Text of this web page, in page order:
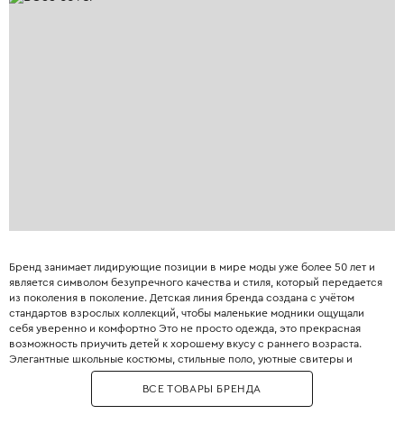
Бренд занимает лидирующие позиции в мире моды уже более 50 лет и
является символом безупречного качества и стиля, который передается
из поколения в поколение. Детская линия бренда создана с учётом
стандартов взрослых коллекций, чтобы маленькие модники ощущали
себя уверенно и комфортно Это не просто одежда, это прекрасная
возможность приучить детей к хорошему вкусу с раннего возраста.
Элегантные школьные костюмы, стильные поло, уютные свитеры и
практичные пуховики. Каждая деталь одежды Boss продумана до
мелочей, чтобы обеспечить не только стильный внешний вид, но и
максимальный комфорт.
ВСЕ ТОВАРЫ БРЕНДА